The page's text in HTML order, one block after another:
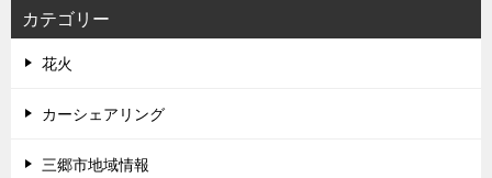
カテゴリー
花火
カーシェアリング
三郷市地域情報